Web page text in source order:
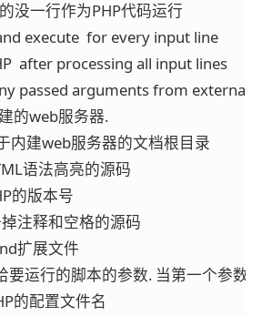
没一行作为PHP代码运行
execute  for every input line
after processing all input lines
passed arguments from external
的web服务器.
内建web服务器的文档根目录
语法高亮的源码
的版本号
掉注释和空格的源码
扩展文件
要运行的脚本的参数. 当第一个参
的配置文件名